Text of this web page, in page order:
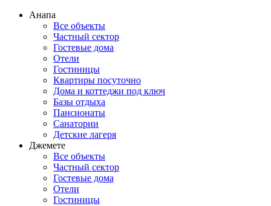
Анапа
Все объекты
Частный сектор
Гостевые дома
Отели
Гостиницы
Квартиры посуточно
Дома и коттеджи под ключ
Базы отдыха
Пансионаты
Санатории
Детские лагеря
Джемете
Все объекты
Частный сектор
Гостевые дома
Отели
Гостиницы